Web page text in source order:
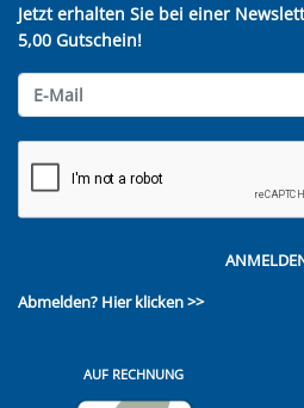
Jetzt erhalten Sie bei einer
5,00 Gutschein!
Abmelden? Hier klicken >>
AUF RECHNUNG